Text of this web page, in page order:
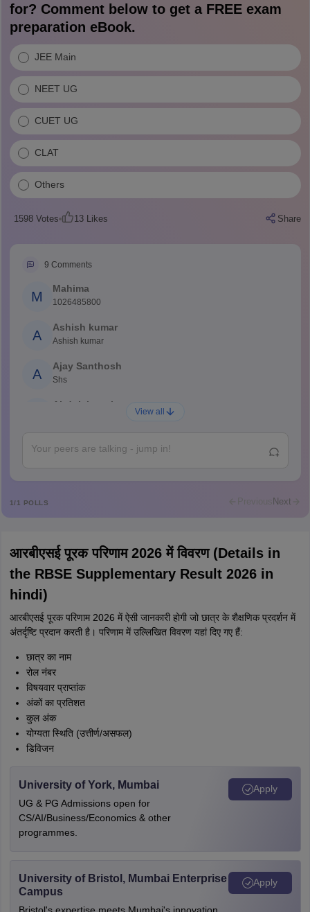
for? Comment below to get a FREE exam
preparation eBook.
JEE Main
NEET UG
CUET UG
CLAT
Others
1598Votes 13Likes Share
9 Comments
M
Mahima
1026485800
A
Ashish kumar
Ashish kumar
A
Ajay Santhosh
Shs
Abdulajeezsh
R
S
Sreehari unni
Sreehari HD
Amrapali
View all
1/1 POLLS Previous Next
आरबीएसई पूरक परिणाम 2026 में विवरण (Details in
the RBSE Supplementary Result 2026 in
hindi)
आरबीएसई पूरक परिणाम 2026 में ऐसी जानकारी होगी जो छात्र के शैक्षणिक प्रदर्शन में
अंतर्दृष्टि प्रदान करती है। परिणाम में उल्लिखित विवरण यहां दिए गए हैं:
छात्र का नाम
रोल नंबर
विषयवार प्राप्तांक
अंकों का प्रतिशत
कुल अंक
योग्यता स्थिति (उत्तीर्ण/असफल)
डिविजन
University of York, Mumbai
UG & PG Admissions open for
CS/AI/Business/Economics & other
programmes.
Apply
University of Bristol, Mumbai Enterprise
Campus
Apply